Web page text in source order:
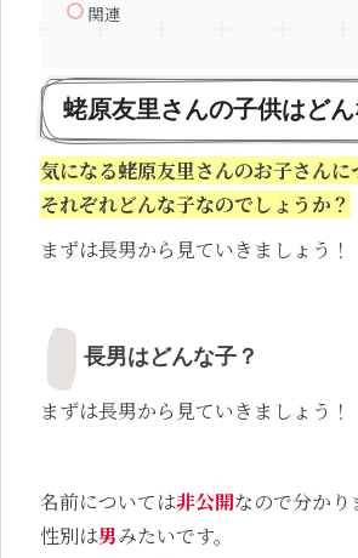
関連
蛯原友里さんの子供はどん
気になる蛯原友里さんのお子さんに
それぞれどんな子なのでしょうか？
まずは長男から見ていきましょう！
長男はどんな子？
まずは長男から見ていきましょう！
名前については非公開なので分かり
性別は男みたいです。